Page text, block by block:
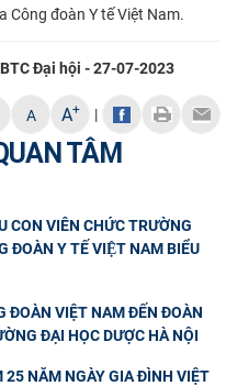
Công đoàn Y tế Việt Nam.
Đại hội - 27-07-2023
A A+ |
TÂM
CON VIÊN CHỨC TRƯỜNG
ĐOÀN Y TẾ VIỆT NAM BIỂU
ĐOÀN VIỆT NAM ĐẾN ĐOÀN
ĐẠI HỌC DƯỢC HÀ NỘI
NĂM NGÀY GIA ĐÌNH VIỆT